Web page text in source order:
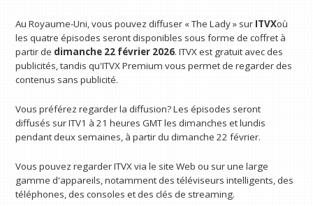
Au Royaume-Uni, vous pouvez diffuser « The Lady » sur ITVXoù
les quatre épisodes seront disponibles sous forme de coffret à
partir de dimanche 22 février 2026. ITVX est gratuit avec des
publicités, tandis qu'ITVX Premium vous permet de regarder des
contenus sans publicité.
Vous préférez regarder la diffusion? Les épisodes seront
diffusés sur ITV1 à 21 heures GMT les dimanches et lundis
pendant deux semaines, à partir du dimanche 22 février.
Vous pouvez regarder ITVX via le site Web ou sur une large
gamme d'appareils, notamment des téléviseurs intelligents, des
téléphones, des consoles et des clés de streaming.